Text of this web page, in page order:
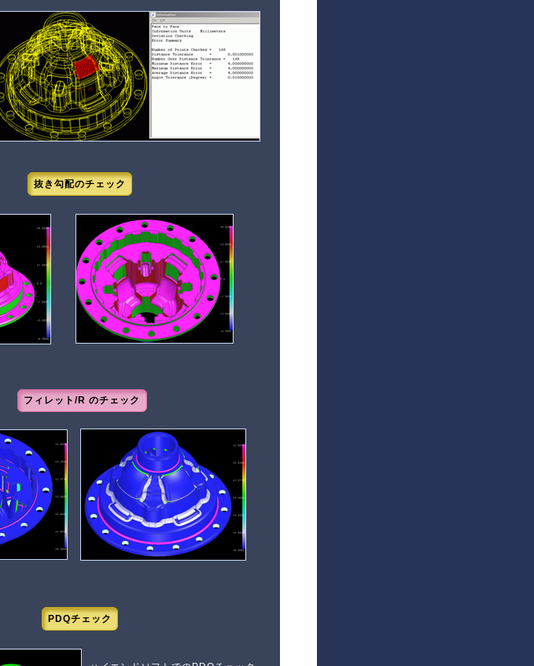
抜き勾配のチェック
フィレット/R のチェック
PDQチェック